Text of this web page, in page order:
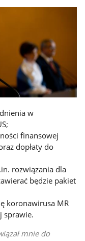
w
finansowej
dopłaty do
rozwiązania dla
będzie pakiet
koronawirusa MR
sprawie.
mnie do